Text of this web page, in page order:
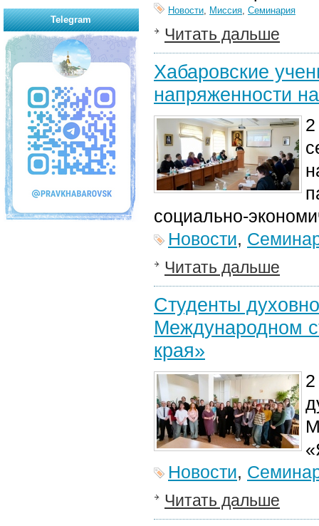
Новости, Миссия, Семинария
Читать дальше
Хабаровские
напряженности
социально-
Новости,
Читать дальше
Студенты
Международном
края»
Новости,
Читать дальше
Telegram